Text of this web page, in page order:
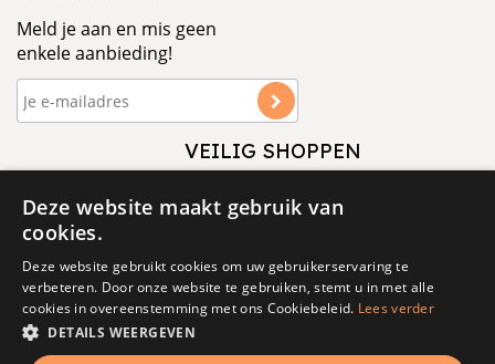
Meld je aan en mis geen
enkele aanbieding!
VEILIG SHOPPEN
Deze website maakt gebruik van
cookies.
Deze website gebruikt cookies om uw gebruikerservaring te
verbeteren. Door onze website te gebruiken, stemt u in met alle
cookies in overeenstemming met ons Cookiebeleid. Lees verder
DETAILS WEERGEVEN